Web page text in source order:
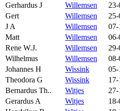
Gerhardus J
Willemsen
Gert
Willemsen
J A
Willemsen 07-
Matt
Willemsen 06-
Rene W.J.
Willemsen 29-
Wilhelmus
Willemsen 08-
Johannes H
Wissink 05-
Theodora G
Wissink
Bernardus Th..
Witjes
Gerardus A
Witjes